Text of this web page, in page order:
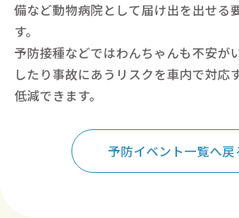
備など動物病院として届け出を出せる
す。
予防接種などではわんちゃんも不安が
したり事故にあうリスクを車内で対応
低減できます。
予防イベント一覧へ戻